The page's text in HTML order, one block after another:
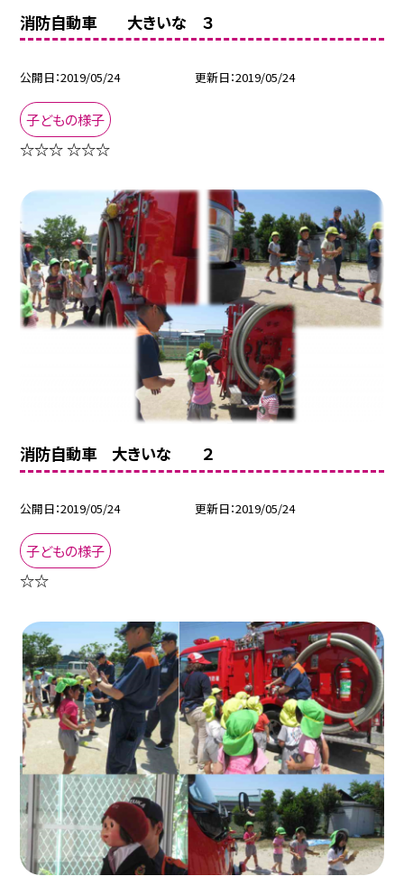
消防自動車 大きいな ３
公開日 2019/05/24 更新日 2019/05/24
子どもの様子
☆☆☆ ☆☆☆
消防自動車 大きいな ２
公開日 2019/05/24 更新日 2019/05/24
子どもの様子
☆☆